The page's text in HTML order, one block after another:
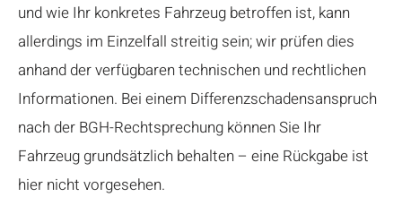
und wie Ihr konkretes Fahrzeug betroffen ist, kann
allerdings im Einzelfall streitig sein; wir prüfen dies
anhand der verfügbaren technischen und rechtlichen
Informationen. Bei einem Differenzschadensanspruch
nach der BGH-Rechtsprechung können Sie Ihr
Fahrzeug grundsätzlich behalten – eine Rückgabe ist
hier nicht vorgesehen.